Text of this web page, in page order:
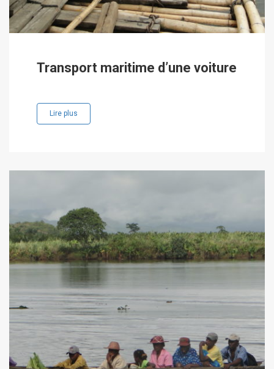
Transport maritime d’une voiture
Lire plus